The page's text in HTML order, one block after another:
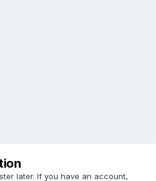
later. If you have an account,